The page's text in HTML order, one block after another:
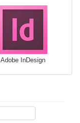
Adobe InDesign